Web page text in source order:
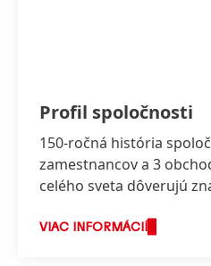
Profil spoločnosti
150-ročná história
zamestnancov a 3
celého sveta dôverujú
VIAC INFORMÁCIÍ